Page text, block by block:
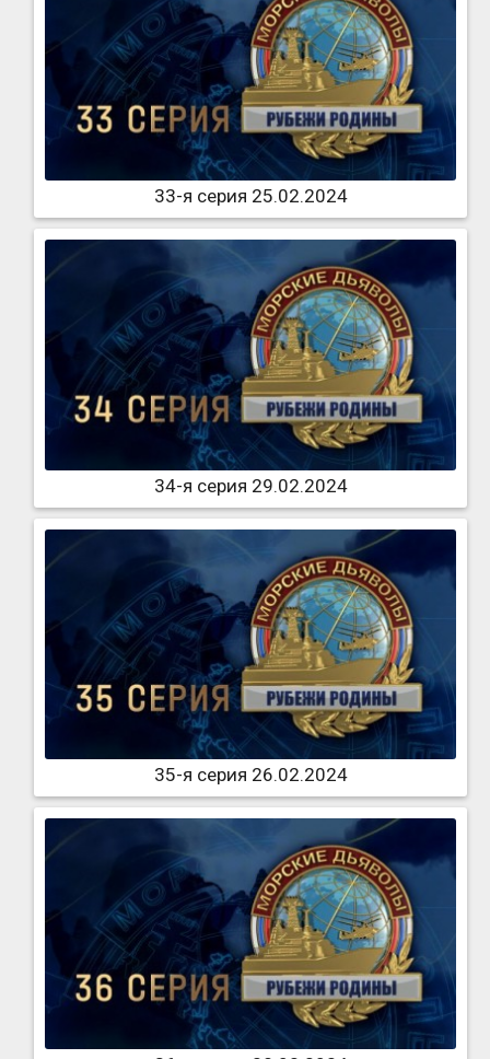
33-я серия 25.02.2024
34-я серия 29.02.2024
35-я серия 26.02.2024